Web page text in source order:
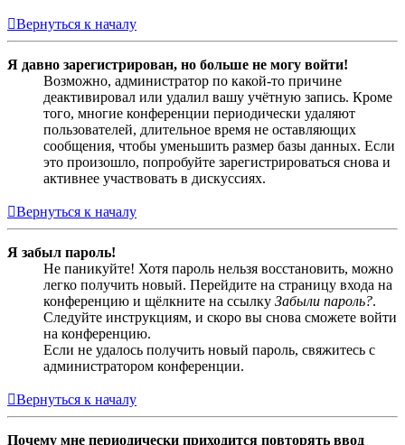
Вернуться к началу
Я давно зарегистрирован, но больше не могу войти!
Возможно, администратор по какой-то причине
деактивировал или удалил вашу учётную запись. Кроме
того, многие конференции периодически удаляют
пользователей, длительное время не оставляющих
сообщения, чтобы уменьшить размер базы данных. Если
это произошло, попробуйте зарегистрироваться снова и
активнее участвовать в дискуссиях.
Вернуться к началу
Я забыл пароль!
Не паникуйте! Хотя пароль нельзя восстановить, можно
легко получить новый. Перейдите на страницу входа на
конференцию и щёлкните на ссылку Забыли пароль?.
Следуйте инструкциям, и скоро вы снова сможете войти
на конференцию.
Если не удалось получить новый пароль, свяжитесь с
администратором конференции.
Вернуться к началу
Почему мне периодически приходится повторять ввод